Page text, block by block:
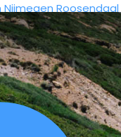
Nijmegen Roosendaal